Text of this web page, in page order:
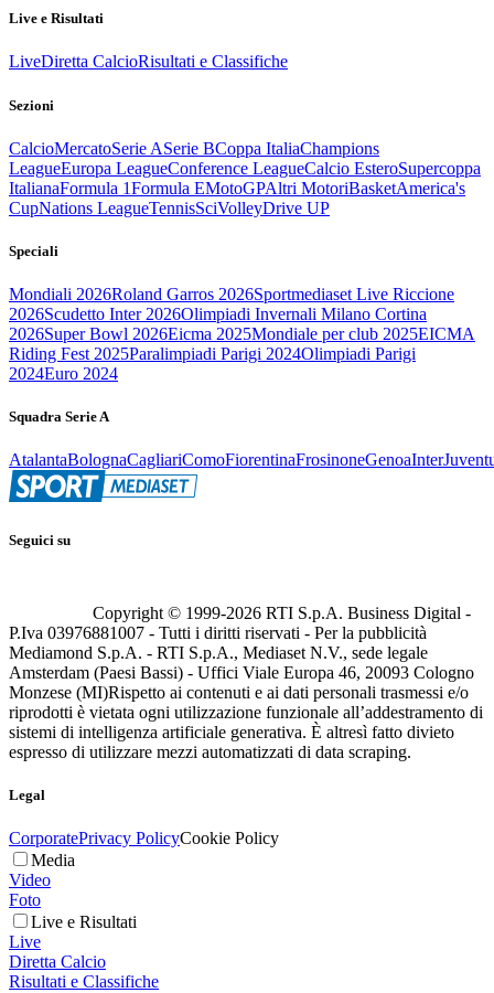
Live e Risultati
LiveDiretta CalcioRisultati e Classifiche
Sezioni
CalcioMercatoSerie ASerie BCoppa ItaliaChampions
LeagueEuropa LeagueConference LeagueCalcio EsteroSupercoppa
ItalianaFormula 1Formula EMotoGPAltri MotoriBasketAmerica's
CupNations LeagueTennisSciVolleyDrive UP
Speciali
Mondiali 2026Roland Garros 2026Sportmediaset Live Riccione
2026Scudetto Inter 2026Olimpiadi Invernali Milano Cortina
2026Super Bowl 2026Eicma 2025Mondiale per club 2025EICMA
Riding Fest 2025Paralimpiadi Parigi 2024Olimpiadi Parigi
2024Euro 2024
Squadra Serie A
AtalantaBolognaCagliariComoFiorentinaFrosinoneGenoaInter
Seguici su
Copyright © 1999-2026 RTI S.p.A. Business Digital -
P.Iva 03976881007 - Tutti i diritti riservati - Per la pubblicità
Mediamond S.p.A. - RTI S.p.A., Mediaset N.V., sede legale
Amsterdam (Paesi Bassi) - Uffici Viale Europa 46, 20093 Cologno
Monzese (MI)Rispetto ai contenuti e ai dati personali trasmessi e/o
riprodotti è vietata ogni utilizzazione funzionale all’addestramento di
sistemi di intelligenza artificiale generativa. È altresì fatto divieto
espresso di utilizzare mezzi automatizzati di data scraping.
Legal
CorporatePrivacy PolicyCookie Policy
Media
Video
Foto
Live e Risultati
Live
Diretta Calcio
Risultati e Classifiche